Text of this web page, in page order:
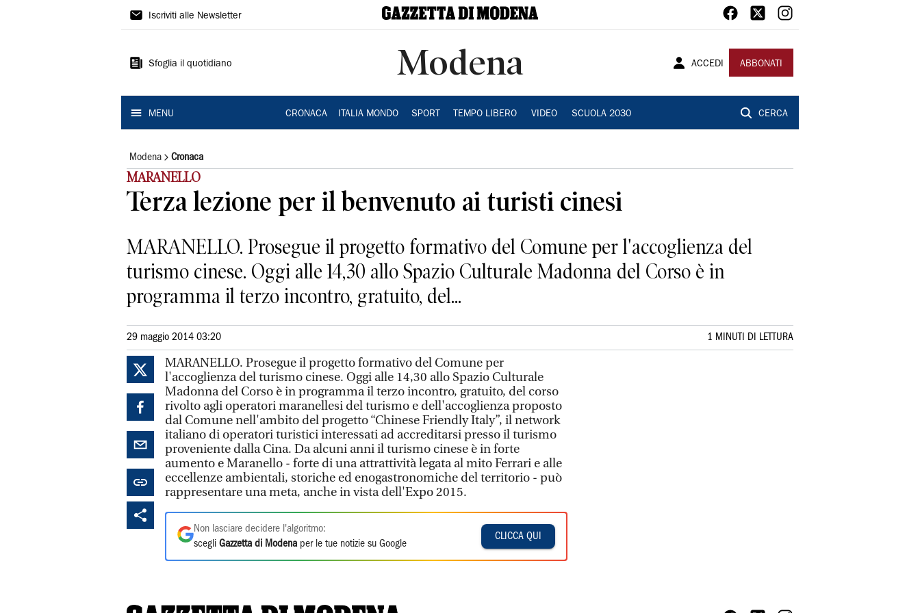
Gazzetta
Modena
Iscriviti alle Newsletter
Sfoglia il quotidiano Modena ACCEDI ABBONATI
MENU CRONACA ITALIA MONDO SPORT TEMPO LIBERO VIDEO SCUOLA 2030 CERCA
Modena Cronaca
MARANELLO
Terza lezione per il benvenuto ai turisti cinesi
MARANELLO. Prosegue il progetto formativo del Comune per l'accoglienza del
turismo cinese. Oggi alle 14,30 allo Spazio Culturale Madonna del Corso è in
programma il terzo incontro, gratuito, del...
29 maggio 2014 03:20 1 MINUTI DI LETTURA
MARANELLO. Prosegue il progetto formativo del Comune per
l'accoglienza del turismo cinese. Oggi alle 14,30 allo Spazio Culturale
Madonna del Corso è in programma il terzo incontro, gratuito, del corso
rivolto agli operatori maranellesi del turismo e dell'accoglienza proposto
dal Comune nell'ambito del progetto “Chinese Friendly Italy”, il network
italiano di operatori turistici interessati ad accreditarsi presso il turismo
proveniente dalla Cina. Da alcuni anni il turismo cinese è in forte
aumento e Maranello - forte di una attrattività legata al mito Ferrari e alle
eccellenze ambientali, storiche ed enogastronomiche del territorio - può
rappresentare una meta, anche in vista dell'Expo 2015.
Non lasciare decidere l'algoritmo:
scegli Gazzetta di Modena per le tue notizie su Google
CLICCA QUI